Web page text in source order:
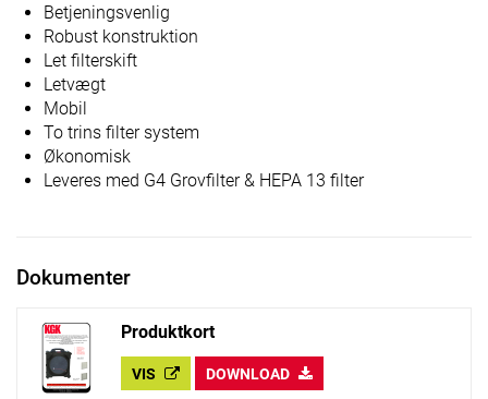
Betjeningsvenlig
Robust konstruktion
Let filterskift
Letvægt
Mobil
To trins filter system
Økonomisk
Leveres med G4 Grovfilter & HEPA 13 filter
Dokumenter
Produktkort
VIS DOWNLOAD